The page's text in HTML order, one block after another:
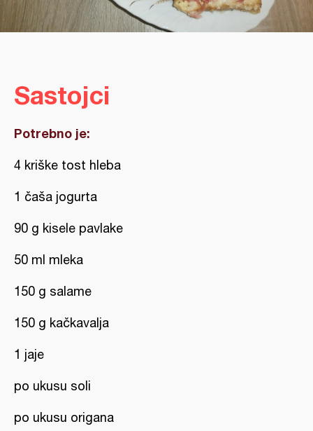
Sastojci
Potrebno je:
4 kriške tost hleba
1 čaša jogurta
90 g kisele pavlake
50 ml mleka
150 g salame
150 g kačkavalja
1 jaje
po ukusu soli
po ukusu origana